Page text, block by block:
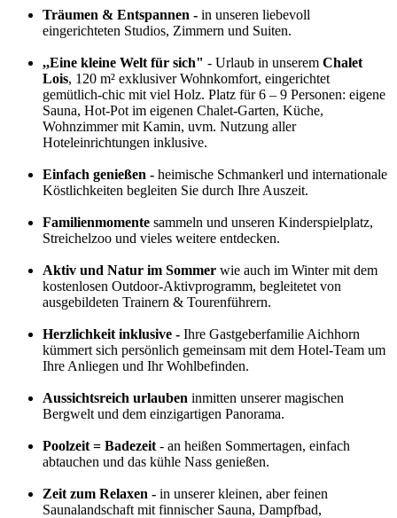
Träumen & Entspannen - in unseren liebevoll
eingerichteten Studios, Zimmern und Suiten.
,,Eine kleine Welt für sich" - Urlaub in unserem Chalet
Lois, 120 m² exklusiver Wohnkomfort, eingerichtet
gemütlich-chic mit viel Holz. Platz für 6 – 9 Personen: eigene
Sauna, Hot-Pot im eigenen Chalet-Garten, Küche,
Wohnzimmer mit Kamin, uvm. Nutzung aller
Hoteleinrichtungen inklusive.
Einfach genießen - heimische Schmankerl und internationale
Köstlichkeiten begleiten Sie durch Ihre Auszeit.
Familienmomente sammeln und unseren Kinderspielplatz,
Streichelzoo und vieles weitere entdecken.
Aktiv und Natur im Sommer wie auch im Winter mit dem
kostenlosen Outdoor-Aktivprogramm, begleitetet von
ausgebildeten Trainern & Tourenführern.
Herzlichkeit inklusive - Ihre Gastgeberfamilie Aichhorn
kümmert sich persönlich gemeinsam mit dem Hotel-Team um
Ihre Anliegen und Ihr Wohlbefinden.
Aussichtsreich urlauben inmitten unserer magischen
Bergwelt und dem einzigartigen Panorama.
Poolzeit = Badezeit - an heißen Sommertagen, einfach
abtauchen und das kühle Nass genießen.
Zeit zum Relaxen - in unserer kleinen, aber feinen
Saunalandschaft mit finnischer Sauna, Dampfbad,